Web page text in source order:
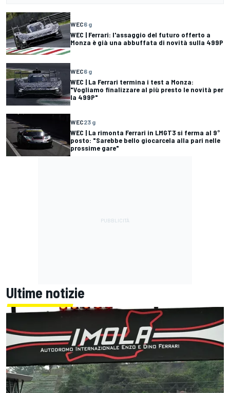
WEC6 g
WEC | Ferrari: l'assaggio del futuro offerto a
Monza è già una abbuffata di novità sulla 499P
WEC6 g
WEC | La Ferrari termina i test a Monza:
"Vogliamo finalizzare al più presto le novità per
la 499P"
WEC23 g
WEC | La rimonta Ferrari in LMGT3 si ferma al 9°
posto: "Sarebbe bello giocarcela alla pari nelle
prossime gare"
Ultime notizie